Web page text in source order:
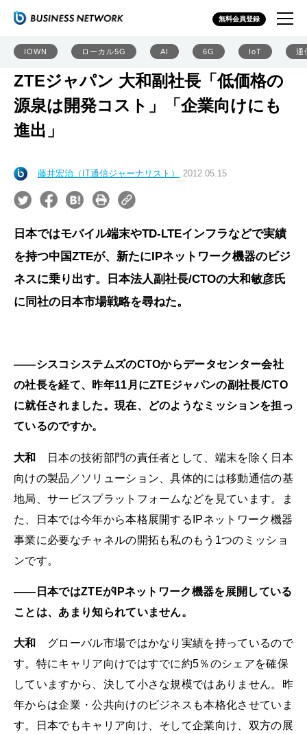
無料会員登録
IOWN ローカル5G AI 6G IoT 通
ZTEジャパン 大和副社長「低価格の
源泉は開発コスト」「企業向けにも
進出」
藤井宏治（IT通信ジャーナリスト） 2012.05.15
日本ではモバイル端末やTD-LTEインフラなどで実績
を持つ中国ZTEが、新たにIPネットワーク機器のビジ
ネスに乗り出す。日本法人副社長/CTOの大和敏彦氏
に同社の日本市場戦略を尋ねた。
――シスコシステムズのCTOからデータセンター会社
の社長を経て、昨年11月にZTEジャパンの副社長/CTO
に就任されました。現在、どのようなミッションを担っ
ているのですか。
大和
日本の技術部門の責任者として、端末を除く日本
向けの製品／ソリューション、具体的には移動通信の基
地局、サービスプラットフォームなどを見ています。ま
た、日本では今年から本格展開するIPネットワーク機器
事業に必要なチャネルの開拓も私のもう1つのミッショ
ンです。
――日本ではZTEがIPネットワーク機器を展開している
ことは、あまり知られていません。
大和
グローバル市場ではかなり実績を持っているので
す。特にキャリア向けではすでに約5％のシェアを確保
していますから、決して小さな規模ではありません。昨
年からは企業・公共向けのビジネスも本格化させていま
す。日本でもキャリア向け、そして企業向け、双方の展